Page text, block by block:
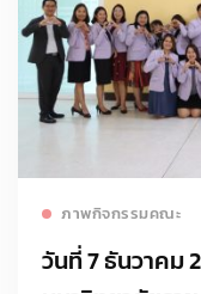
ภาพกิจกรรมคณะ
วันที่ 7 ธันวาคม